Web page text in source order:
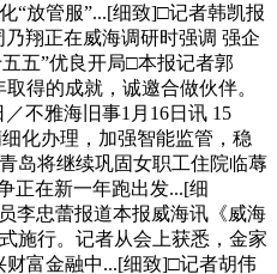
“放管服”...[细致]□记者韩凯报
翔正在威海调研时强调 强企
五”优良开局□本报记者郭
得的成就，诚邀合做伙伴。
不雅海旧事1月16日讯 15
化办理，加强智能监管，稳
岛将继续巩固女职工住院临蓐
正在新一年跑出发...[细
李忠蕾报道本报威海讯《威海
施行。记者从会上获悉，金家
富金融中...[细致]□记者胡伟